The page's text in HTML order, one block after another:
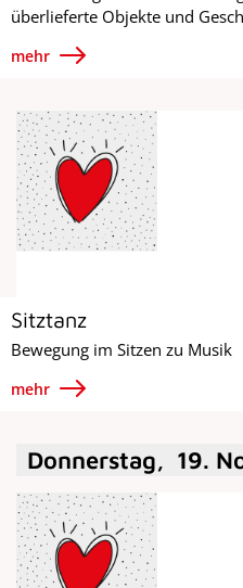
überlieferte Objekte und
mehr
Sitztanz
Bewegung im Sitzen zu Musik
mehr
Donnerstag, 19.